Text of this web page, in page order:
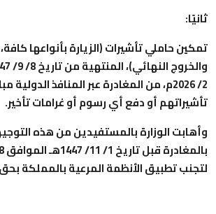
ثانيًا:
تمكين حاملي تأشيرات (الزيارة بأنواعها
2/ 2026م، من المغادرة عبر المنافذ
تأشيراتهم أو دفع أي رسوم أو غرامات تأخير.
وأهابت الوزارة بالمستفيدين من هذه
لتجنب تطبيق الأنظمة المرعية بالمملكة